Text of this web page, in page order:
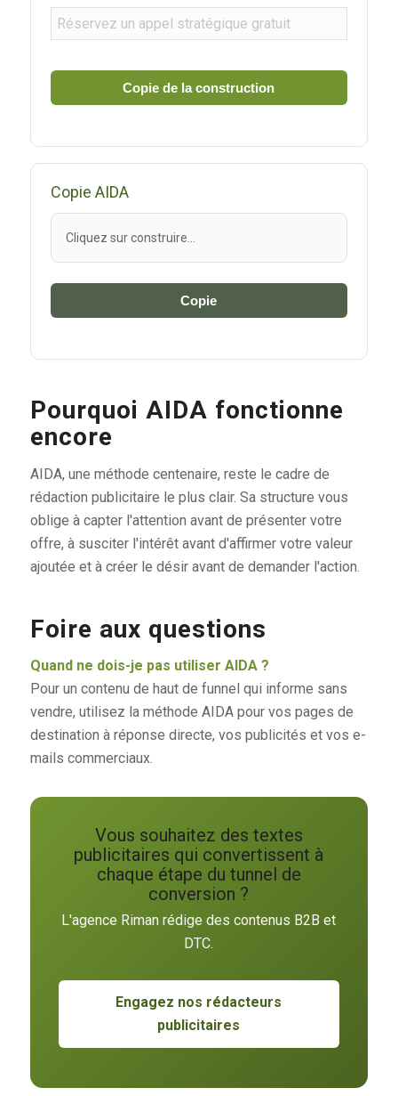
Copie de la construction
Copie AIDA
Cliquez sur construire…
Copie
Pourquoi AIDA fonctionne
encore
AIDA, une méthode centenaire, reste le cadre de
rédaction publicitaire le plus clair. Sa structure vous
oblige à capter l'attention avant de présenter votre
offre, à susciter l'intérêt avant d'affirmer votre valeur
ajoutée et à créer le désir avant de demander l'action.
Foire aux questions
Quand ne dois-je pas utiliser AIDA ?
Pour un contenu de haut de funnel qui informe sans
vendre, utilisez la méthode AIDA pour vos pages de
destination à réponse directe, vos publicités et vos e-
mails commerciaux.
Vous souhaitez des textes
publicitaires qui convertissent à
chaque étape du tunnel de
conversion ?
L'agence Riman rédige des contenus B2B et
DTC.
Engagez nos rédacteurs
publicitaires